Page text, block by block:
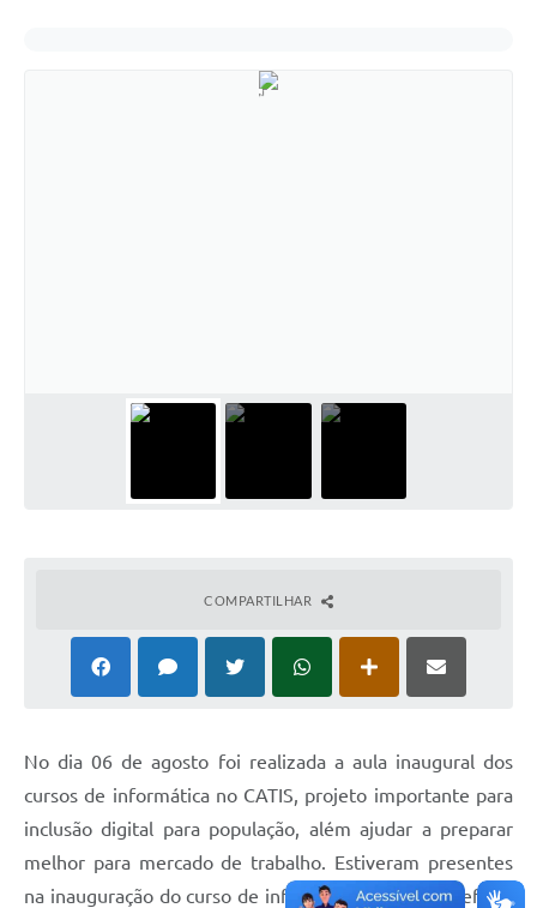
COMPARTILHAR
No dia 06 de agosto foi realizada a aula inaugural dos
cursos de informática no CATIS, projeto importante para
inclusão digital para população, além ajudar a preparar
melhor para mercado de trabalho. Estiveram presentes
na inauguração do curso de informática, o Exmo Prefeito